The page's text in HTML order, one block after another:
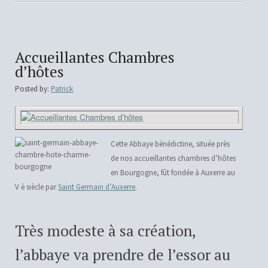
Accueillantes Chambres
d’hôtes
Posted by: Patrick
Cette Abbaye bénédictine, située près
de nos accueillantes chambres d’hôtes
en Bourgogne, fût fondée à Auxerre au
V è siècle parSaint Germain d’Auxerre.
Très modeste à sa création,
l’abbaye va prendre de l’essor au